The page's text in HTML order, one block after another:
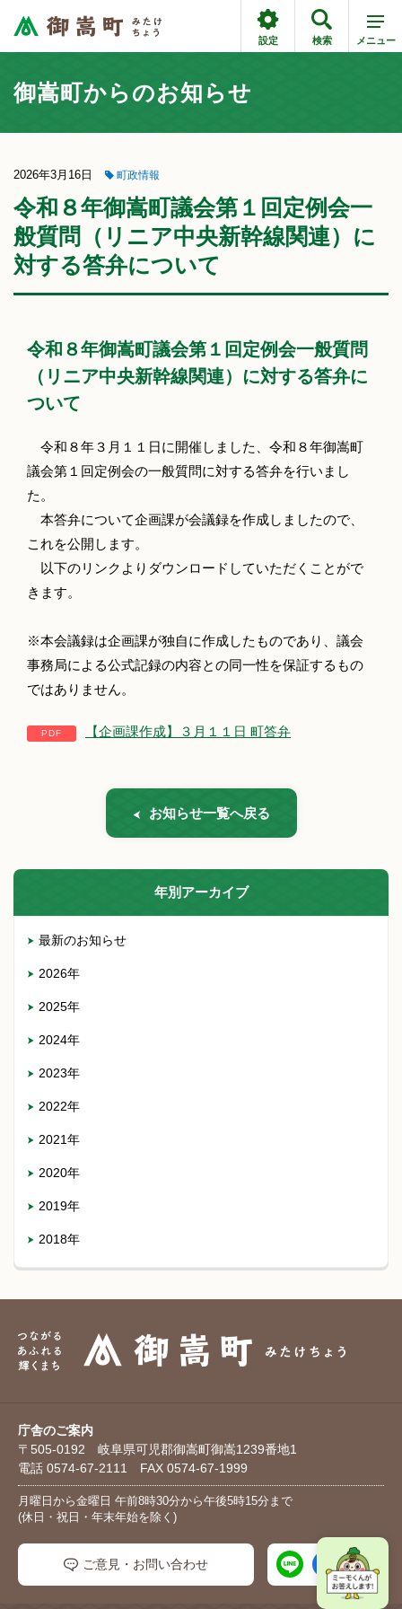
設定 検索 メニュー
御嵩町からのお知らせ
2026年3月16日 町政情報
令和８年御嵩町議会第１回定例会一
般質問（リニア中央新幹線関連）に
対する答弁について
令和８年御嵩町議会第１回定例会一般質問
（リニア中央新幹線関連）に対する答弁に
ついて
令和８年３月１１日に開催しました、令和８年御嵩町
議会第１回定例会の一般質問に対する答弁を行いまし
た。
本答弁について企画課が会議録を作成しましたので、
これを公開します。
以下のリンクよりダウンロードしていただくことがで
きます。
※本会議録は企画課が独自に作成したものであり、議会
事務局による公式記録の内容との同一性を保証するもの
ではありません。
【企画課作成】３月１１日 町答弁
お知らせ一覧へ戻る
年別アーカイブ
最新のお知らせ
2026年
2025年
2024年
2023年
2022年
2021年
2020年
2019年
2018年
庁舎のご案内
〒505-0192 岐阜県可児郡御嵩町御嵩1239番地1
電話 0574-67-2111 FAX 0574-67-1999
月曜日から金曜日 午前8時30分から午後5時15分まで
(休日・祝日・年末年始を除く)
ご意見・お問い合わせ